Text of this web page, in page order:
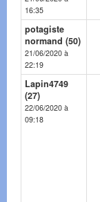
16:35
potagiste
normand (50)
21/06/2020 à
22:19
Lapin4749
(27)
22/06/2020 à
09:18